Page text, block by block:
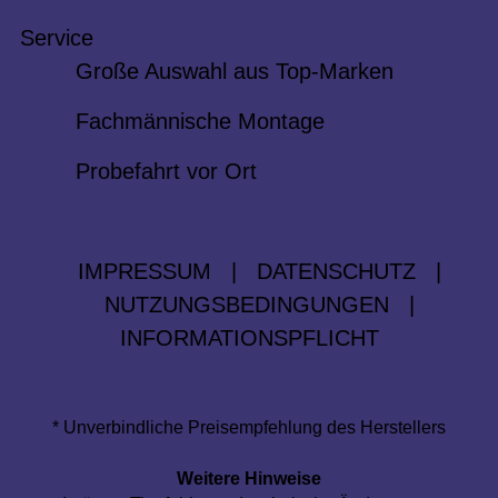
Service
Große Auswahl aus Top-Marken
Fachmännische Montage
Probefahrt vor Ort
IMPRESSUM DATENSCHUTZ
NUTZUNGSBEDINGUNGEN
INFORMATIONSPFLICHT
* Unverbindliche Preisempfehlung des Herstellers
Weitere Hinweise